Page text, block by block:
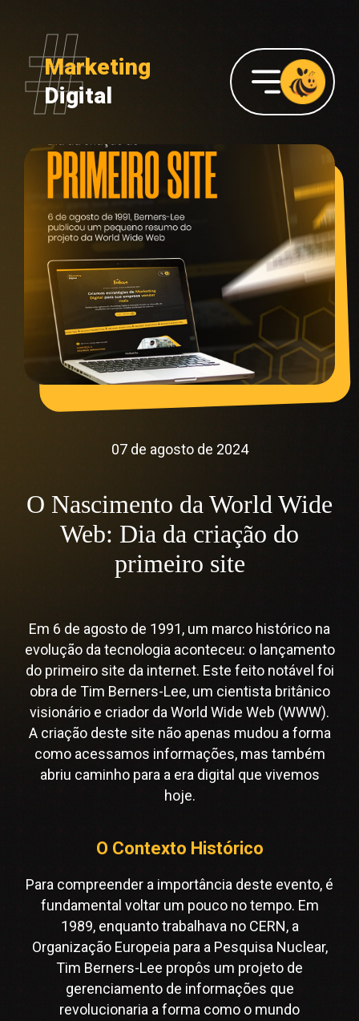
Marketing
Digital
07 de agosto de 2024
O Nascimento da World Wide
Web: Dia da criação do
primeiro site
Em 6 de agosto de 1991, um marco histórico na
evolução da tecnologia aconteceu: o lançamento
do primeiro site da internet. Este feito notável foi
obra de Tim Berners-Lee, um cientista britânico
visionário e criador da World Wide Web (WWW).
A criação deste site não apenas mudou a forma
como acessamos informações, mas também
abriu caminho para a era digital que vivemos
hoje.
O Contexto Histórico
Para compreender a importância deste evento, é
fundamental voltar um pouco no tempo. Em
1989, enquanto trabalhava no CERN, a
Organização Europeia para a Pesquisa Nuclear,
Tim Berners-Lee propôs um projeto de
gerenciamento de informações que
revolucionaria a forma como o mundo